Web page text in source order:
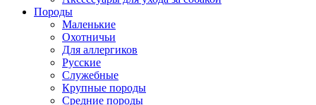
Породы
Маленькие
Охотничьи
Для аллергиков
Русские
Служебные
Крупные породы
Средние породы